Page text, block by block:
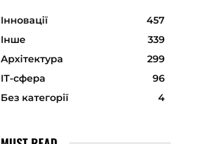
Інновації
457
Інше
339
Архітектура
299
ІТ-сфера
96
Без категорії
4